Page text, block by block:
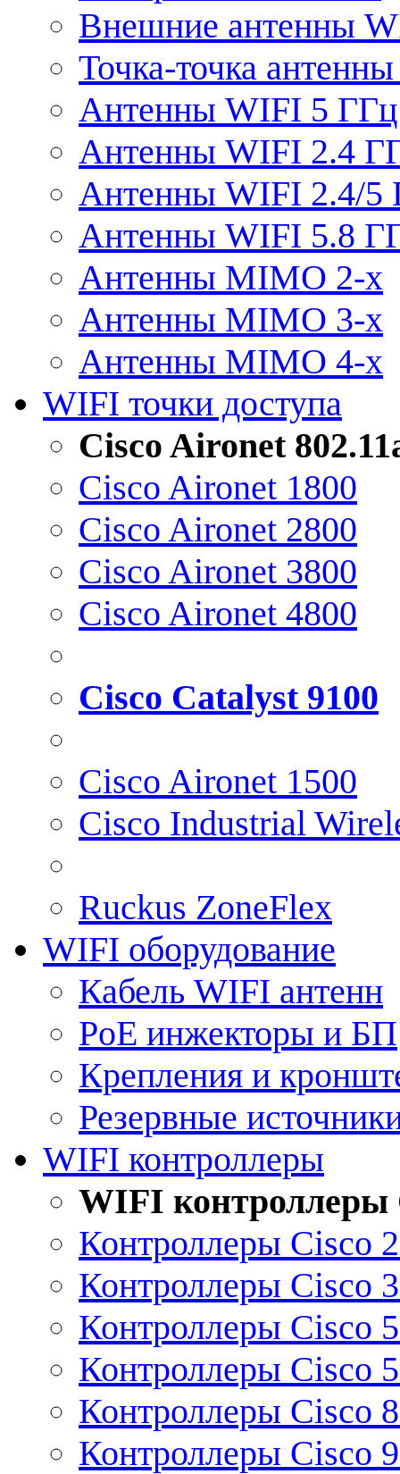
Внешние антенны
Точка-точка
Антенны WIFI 5 ГГц
Антенны WIFI 2.4
Антенны WIFI 2.4/5
Антенны WIFI 5.8
Антенны MIMO 2-x
Антенны MIMO 3-x
Антенны MIMO 4-x
WIFI точки доступа
Cisco Aironet
Cisco Aironet 1800
Cisco Aironet 2800
Cisco Aironet 3800
Cisco Aironet 4800
Cisco Catalyst 9100
Cisco Aironet 1500
Cisco Industrial
Ruckus ZoneFlex
WIFI оборудование
Кабель WIFI антенн
PoE инжекторы и БП
Крепления и
Резервные
WIFI контроллеры
WIFI контроллеры
Контроллеры Cisco
Контроллеры Cisco
Контроллеры Cisco
Контроллеры Cisco
Контроллеры Cisco
Контроллеры Cisco